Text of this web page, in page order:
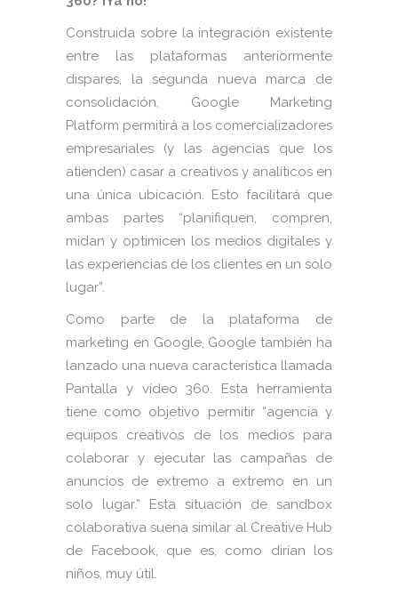
Construida sobre la integración existente
entre las plataformas anteriormente
dispares, la segunda nueva marca de
consolidación, Google Marketing
Platform permitirá a los comercializadores
empresariales (y las agencias que los
atienden) casar a creativos y analíticos en
una única ubicación. Esto facilitará que
ambas partes “planifiquen, compren,
midan y optimicen los medios digitales y
las experiencias de los clientes en un solo
lugar”.
Como parte de la plataforma de
marketing en Google, Google también ha
lanzado una nueva característica llamada
Pantalla y vídeo 360. Esta herramienta
tiene como objetivo permitir “agencia y
equipos creativos de los medios para
colaborar y ejecutar las campañas de
anuncios de extremo a extremo en un
solo lugar.” Esta situación de sandbox
colaborativa suena similar al Creative Hub
de Facebook, que es, como dirían los
niños, muy útil.